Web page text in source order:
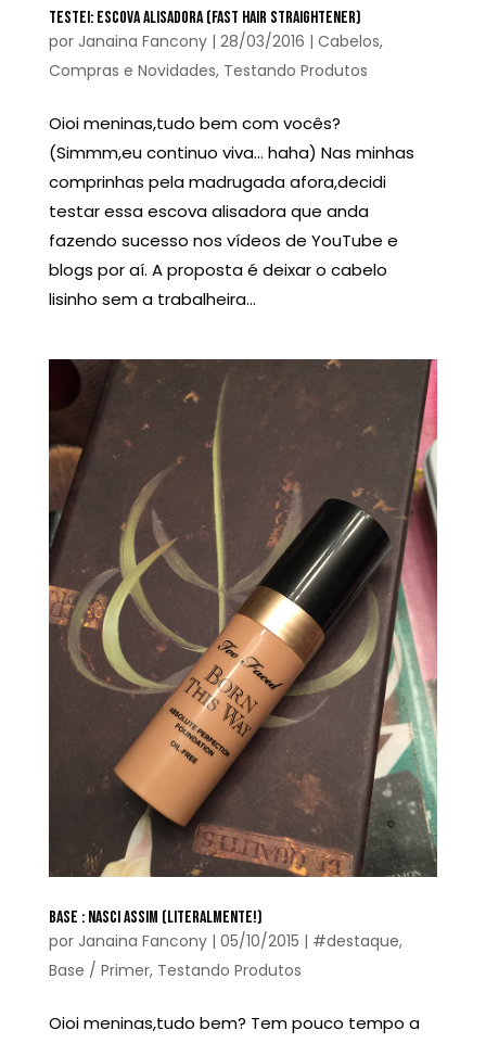
TESTEI: ESCOVA ALISADORA (FAST HAIR STRAIGHTENER)
por Janaina Fancony| 28/03/2016 | Cabelos,
Compras e Novidades, Testando Produtos
Oioi meninas,tudo bem com vocês?
(Simmm,eu continuo viva… haha) Nas minhas
comprinhas pela madrugada afora,decidi
testar essa escova alisadora que anda
fazendo sucesso nos vídeos de YouTube e
blogs por aí. A proposta é deixar o cabelo
lisinho sem a trabalheira...
BASE : NASCI ASSIM (LITERALMENTE!)
por Janaina Fancony| 05/10/2015 | #destaque,
Base / Primer, Testando Produtos
Oioi meninas,tudo bem? Tem pouco tempo a